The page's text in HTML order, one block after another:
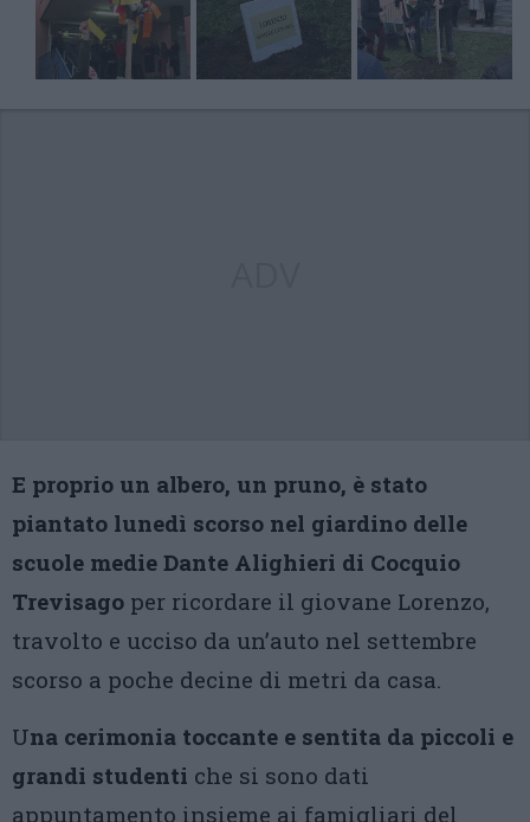
E proprio un albero, un pruno, è stato
piantato lunedì scorso nel giardino delle
scuole medie Dante Alighieri di Cocquio
Trevisago per ricordare il giovane Lorenzo,
travolto e ucciso da un’auto nel settembre
scorso a poche decine di metri da casa.
Una cerimonia toccante e sentita da piccoli e
grandi studenti che si sono dati
appuntamento insieme ai famigliari del